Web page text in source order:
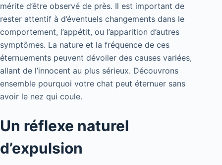
mérite d’être observé de près. Il est important de
rester attentif à d’éventuels changements dans le
comportement, l’appétit, ou l’apparition d’autres
symptômes. La nature et la fréquence de ces
éternuements peuvent dévoiler des causes variées,
allant de l’innocent au plus sérieux. Découvrons
ensemble pourquoi votre chat peut éternuer sans
avoir le nez qui coule.
Un réflexe naturel
d’expulsion